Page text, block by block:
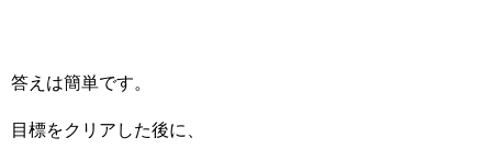
答えは簡単です。
目標をクリアした後に、